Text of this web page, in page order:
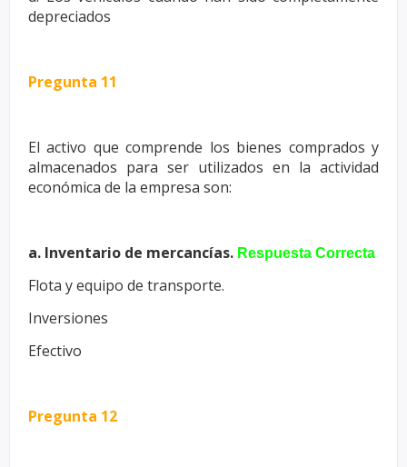
depreciados
Pregunta 11
El activo que comprende los bienes comprados y
almacenados para ser utilizados en la actividad
económica de la empresa son:
a. Inventario de mercancías. Respuesta Correcta
Flota y equipo de transporte.
Inversiones
Efectivo
Pregunta 12